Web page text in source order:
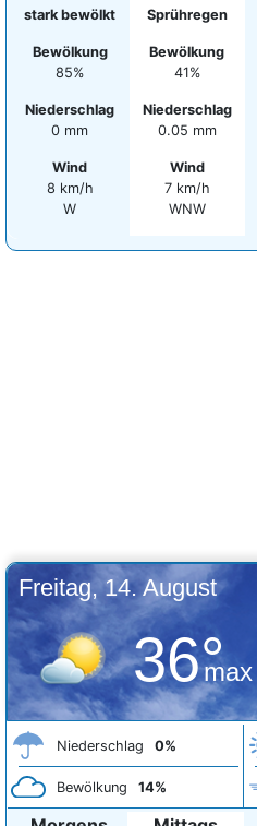
stark bewölkt
Bewölkung
85%
Niederschlag
0 mm
Wind
8 km/h
W
Sprühregen
Bewölkung
41%
Niederschlag
0.05 mm
Wind
7 km/h
WNW
Freitag, 14. August
36°
max
Niederschlag 0%
Bewölkung 14%